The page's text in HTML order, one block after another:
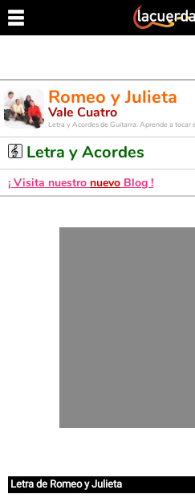
Romeo y Julieta
Vale Cuatro
Letra y Acordes de Guitarra. Aprende a tocar
Letra y Acordes
¡ Visita nuestro nuevo Blog !
Letra de Romeo y Julieta